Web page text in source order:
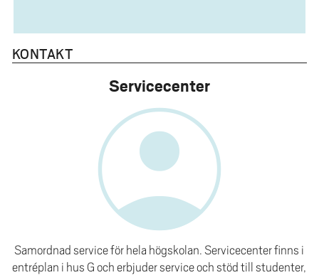
KONTAKT
Servicecenter
account_circle
Samordnad service för hela högskolan. Servicecenter finns i
entréplan i hus G och erbjuder service och stöd till studenter,